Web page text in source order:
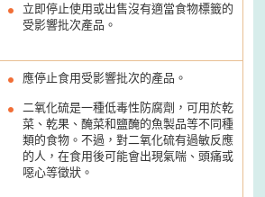
立即停止使用或出售沒有適當食物標籤的
受影響批次產品。
應停止食用受影響批次的產品。
二氧化硫是一種低毒性防腐劑，可用於乾
菜、乾果、醃菜和鹽醃的魚製品等不同種
類的食物。不過，對二氧化硫有過敏反應
的人，在食用後可能會出現氣喘、頭痛或
噁心等徵狀。